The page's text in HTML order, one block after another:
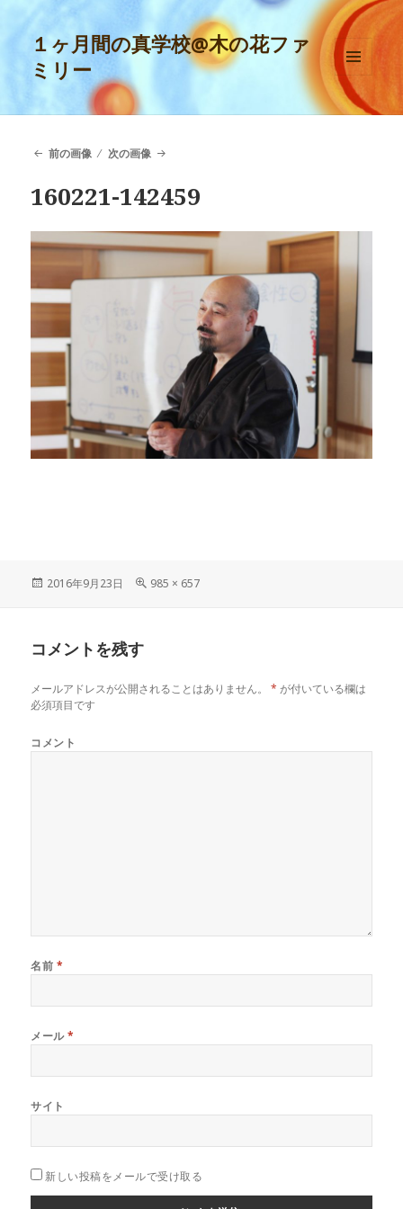
１ヶ月間の真学校@木の花ファ
ミリー
メニュ
ーとウ
ィジェ
前の画像
次の画像
160221-142459
投
2016年9月23日
フ
985 × 657
コメントを残す
メールアドレスが公開されることはありません。 * が付いている欄は
必須項目です
コメント
名前 *
メール*
サイト
新しい投稿をメールで受け取る